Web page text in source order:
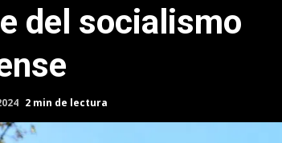
del socialismo
2 min de lectura